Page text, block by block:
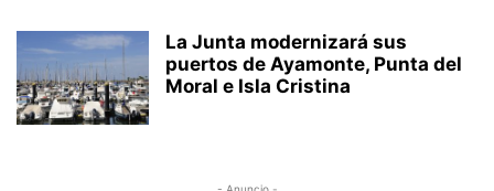
La Junta modernizará sus
puertos de Ayamonte, Punta del
Moral e Isla Cristina